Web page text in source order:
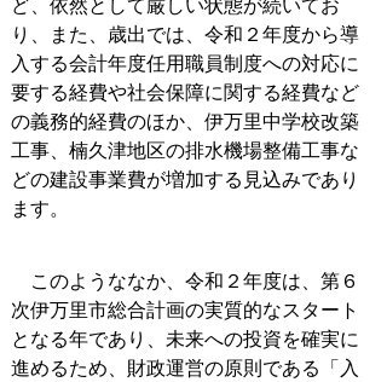
ど、依然として厳しい状態が続いてお
り、また、歳出では、令和２年度から導
入する会計年度任用職員制度への対応に
要する経費や社会保障に関する経費など
の義務的経費のほか、伊万里中学校改築
工事、楠久津地区の排水機場整備工事な
どの建設事業費が増加する見込みであり
ます。
このようななか、令和２年度は、第６
次伊万里市総合計画の実質的なスタート
となる年であり、未来への投資を確実に
進めるため、財政運営の原則である「入